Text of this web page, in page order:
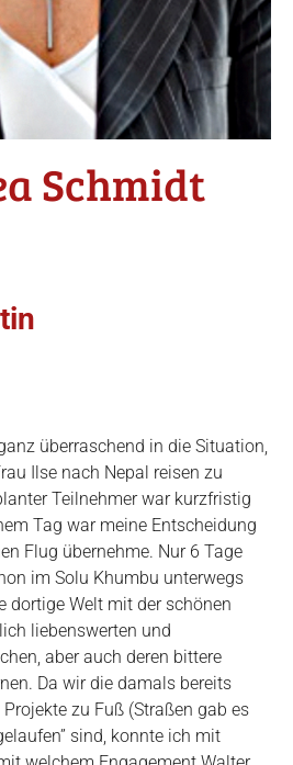
Schmidt
überraschend in die Situation,
Ilse nach Nepal reisen zu
Teilnehmer war kurzfristig
Tag war meine Entscheidung
Flug übernehme. Nur 6 Tage
im Solu Khumbu unterwegs
dortige Welt mit der schönen
liebenswerten und
aber auch deren bittere
Da wir die damals bereits
zu Fuß (Straßen gab es
sind, konnte ich mit